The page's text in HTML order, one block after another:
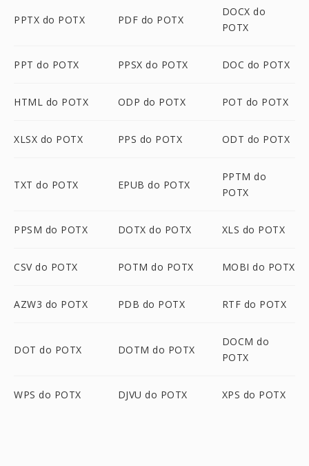
PPTX do POTX PDF do POTX
DOCX do
POTX
PPT do POTX PPSX do POTX DOC do POTX
HTML do POTX ODP do POTX POT do POTX
XLSX do POTX PPS do POTX ODT do POTX
TXT do POTX EPUB do POTX
PPTM do
POTX
PPSM do POTX DOTX do POTX XLS do POTX
CSV do POTX POTM do POTX MOBI do POTX
AZW3 do POTX PDB do POTX RTF do POTX
DOT do POTX DOTM do POTX
DOCM do
POTX
WPS do POTX DJVU do POTX XPS do POTX